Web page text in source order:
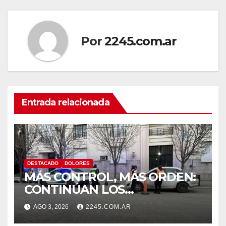
Por2245.com.ar
Entrada relacionada
DESTACADO DOLORES
MÁS CONTROL, MÁS ORDEN:
CONTINÚAN LOS
OPERATIVOS PREVENTIVOS
DE TRÁNSITO EN DOLORES
AGO 3, 2026 2245.COM.AR